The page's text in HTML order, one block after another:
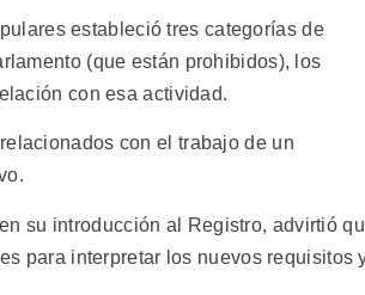
estableció tres categorías de
(que están prohibidos), los
con esa actividad.
con el trabajo de un
su introducción al Registro, advirtió
para interpretar los nuevos requisitos